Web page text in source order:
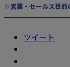
※営業・セールス目的
ツイート